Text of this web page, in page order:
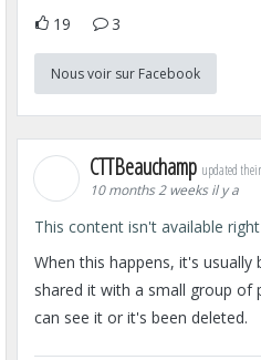
19 3
Nous voir sur Facebook
CTTBeauchamp updated
10 months 2 weeks il y a
This content isn't available
When this happens, it's
shared it with a small group of
can see it or it's been deleted.